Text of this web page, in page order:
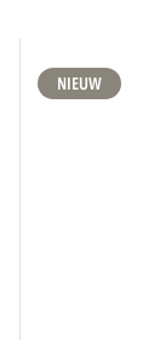
NIEUW